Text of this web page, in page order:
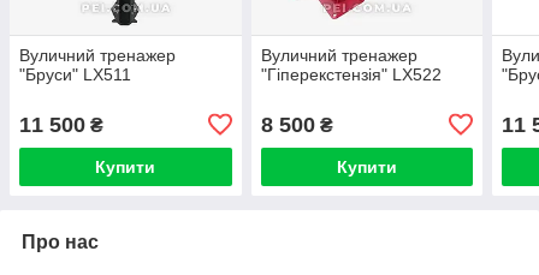
Вуличний тренажер
"Бруси" LX511
11 500 ₴
Купити
Вуличний тренажер
"Гіперекстензія" LX522
8 500₴
Купити
11
Про нас